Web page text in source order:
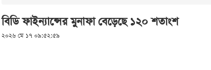
বিডি ফাইন্যান্সের মুনাফা বেড়েছে ১২০ শতাংশ
২০২৬ মে ১৭ ০৯:৫২:৫৯